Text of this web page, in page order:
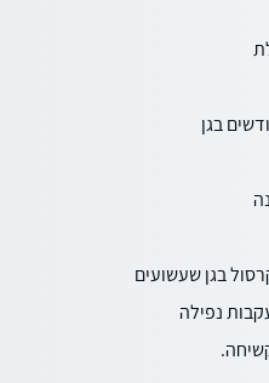
בגן
בגן שעשועים
נפילה